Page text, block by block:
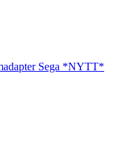
Sega *NYTT*